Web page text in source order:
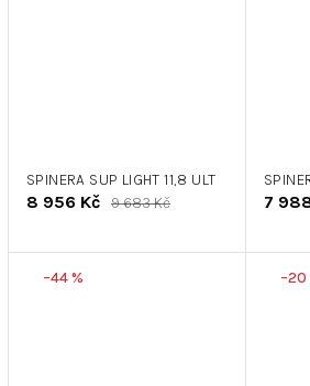
SPINERA SUP LIGHT 11,8 ULT
8 956 Kč 9 683 Kč 7
–44 % –20